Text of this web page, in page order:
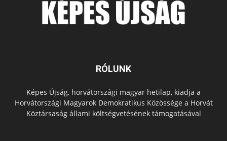
RÓLUNK
Képes Újság, horvátországi magyar hetilap, kiadja a
Horvátországi Magyarok Demokratikus Közössége a Horvát
Köztársaság állami költségvetésének támogatásával